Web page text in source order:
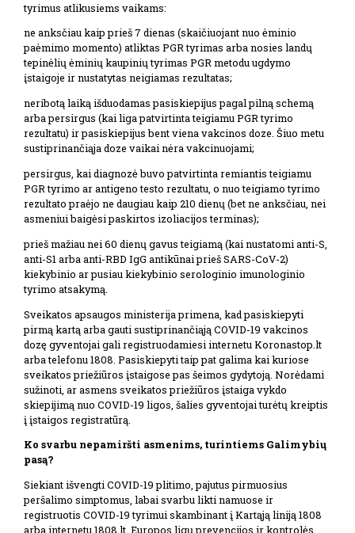
tyrimus atlikusiems vaikams:
ne anksčiau kaip prieš 7 dienas (skaičiuojant nuo ėminio
paėmimo momento) atliktas PGR tyrimas arba nosies landų
tepinėlių ėminių kaupinių tyrimas PGR metodu ugdymo
įstaigoje ir nustatytas neigiamas rezultatas;
neribotą laiką išduodamas pasiskiepijus pagal pilną schemą
arba persirgus (kai liga patvirtinta teigiamu PGR tyrimo
rezultatu) ir pasiskiepijus bent viena vakcinos doze. Šiuo metu
sustiprinančiąja doze vaikai nėra vakcinuojami;
persirgus, kai diagnozė buvo patvirtinta remiantis teigiamu
PGR tyrimo ar antigeno testo rezultatu, o nuo teigiamo tyrimo
rezultato praėjo ne daugiau kaip 210 dienų (bet ne anksčiau, nei
asmeniui baigėsi paskirtos izoliacijos terminas);
prieš mažiau nei 60 dienų gavus teigiamą (kai nustatomi anti-S,
anti-S1 arba anti-RBD IgG antikūnai prieš SARS-CoV-2)
kiekybinio ar pusiau kiekybinio serologinio imunologinio
tyrimo atsakymą.
Sveikatos apsaugos ministerija primena, kad pasiskiepyti
pirmą kartą arba gauti sustiprinančiąją COVID-19 vakcinos
dozę gyventojai gali registruodamiesi internetu Koronastop.lt
arba telefonu 1808. Pasiskiepyti taip pat galima kai kuriose
sveikatos priežiūros įstaigose pas šeimos gydytoją. Norėdami
sužinoti, ar asmens sveikatos priežiūros įstaiga vykdo
skiepijimą nuo COVID-19 ligos, šalies gyventojai turėtų kreiptis
į įstaigos registratūrą.
Ko svarbu nepamiršti asmenims, turintiems Galimybių
pasą?
Siekiant išvengti COVID-19 plitimo, pajutus pirmuosius
peršalimo simptomus, labai svarbu likti namuose ir
registruotis COVID-19 tyrimui skambinant į Kartąją liniją 1808
arba internetu 1808.lt. Europos ligų prevencijos ir kontrolės